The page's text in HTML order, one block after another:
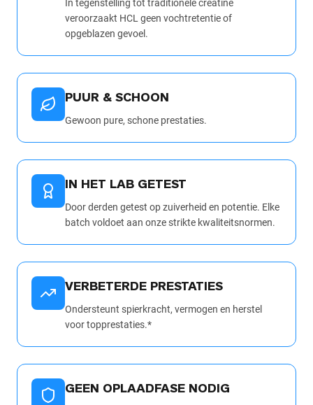
In tegenstelling tot traditionele creatine
veroorzaakt HCL geen vochtretentie of
opgeblazen gevoel.
PUUR & SCHOON
Gewoon pure, schone prestaties.
IN HET LAB GETEST
Door derden getest op zuiverheid en potentie. Elke
batch voldoet aan onze strikte kwaliteitsnormen.
VERBETERDE PRESTATIES
Ondersteunt spierkracht, vermogen en herstel
voor topprestaties.*
GEEN OPLAADFASE NODIG